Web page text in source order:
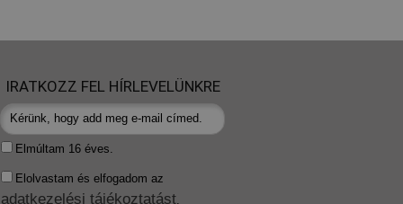
IRATKOZZ FEL HÍRLEVELÜNKRE
Elmúltam 16 éves.
Elolvastam és elfogadom az
adatkezelési tájékoztatást